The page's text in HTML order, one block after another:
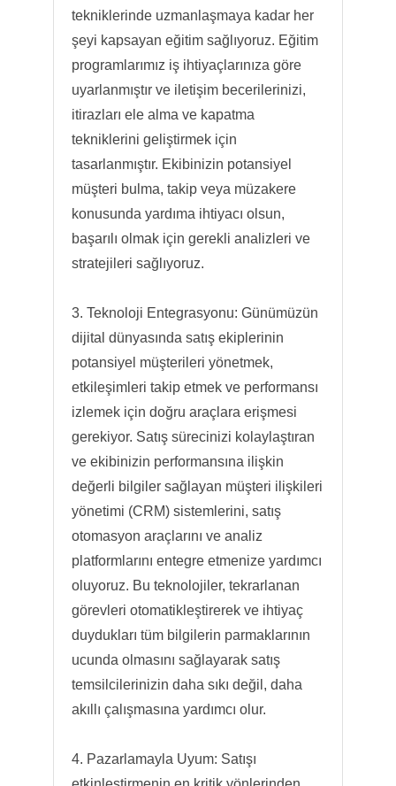
tekniklerinde uzmanlaşmaya kadar her
şeyi kapsayan eğitim sağlıyoruz. Eğitim
programlarımız iş ihtiyaçlarınıza göre
uyarlanmıştır ve iletişim becerilerinizi,
itirazları ele alma ve kapatma
tekniklerini geliştirmek için
tasarlanmıştır. Ekibinizin potansiyel
müşteri bulma, takip veya müzakere
konusunda yardıma ihtiyacı olsun,
başarılı olmak için gerekli analizleri ve
stratejileri sağlıyoruz.
3. Teknoloji Entegrasyonu: Günümüzün
dijital dünyasında satış ekiplerinin
potansiyel müşterileri yönetmek,
etkileşimleri takip etmek ve performansı
izlemek için doğru araçlara erişmesi
gerekiyor. Satış sürecinizi kolaylaştıran
ve ekibinizin performansına ilişkin
değerli bilgiler sağlayan müşteri ilişkileri
yönetimi (CRM) sistemlerini, satış
otomasyon araçlarını ve analiz
platformlarını entegre etmenize yardımcı
oluyoruz. Bu teknolojiler, tekrarlanan
görevleri otomatikleştirerek ve ihtiyaç
duydukları tüm bilgilerin parmaklarının
ucunda olmasını sağlayarak satış
temsilcilerinizin daha sıkı değil, daha
akıllı çalışmasına yardımcı olur.
4. Pazarlamayla Uyum: Satışı